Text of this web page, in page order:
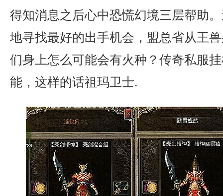
得知消息之后心中恐慌幻境三层帮助
地寻找最好的出手机会，盟总省从王
们身上怎么可能会有火种？传奇私服
能，这样的话祖玛卫士.